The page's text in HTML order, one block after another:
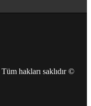
Tüm hakları saklıdır ©